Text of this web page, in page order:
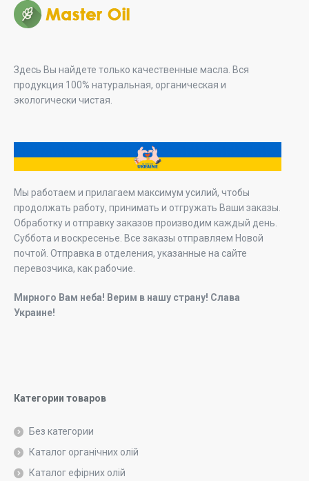
Здесь Вы найдете только качественные масла. Вся
продукция 100% натуральная, органическая и
экологически чистая.
Мы работаем и прилагаем максимум усилий, чтобы
продолжать работу, принимать и отгружать Ваши заказы.
Обработку и отправку заказов производим каждый день.
Суббота и воскресенье. Все заказы отправляем Новой
почтой. Отправка в отделения, указанные на сайте
перевозчика, как рабочие.
Мирного Вам неба! Верим в нашу страну! Слава
Украине!
Категории товаров
Без категории
Каталог органічних олій
Каталог ефірних олій